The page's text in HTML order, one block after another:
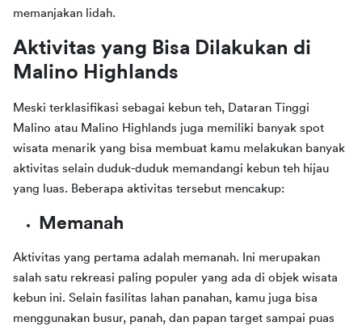
memanjakan lidah.
Aktivitas yang Bisa Dilakukan di
Malino Highlands
Meski terklasifikasi sebagai kebun teh, Dataran Tinggi
Malino atau Malino Highlands juga memiliki banyak spot
wisata menarik yang bisa membuat kamu melakukan banyak
aktivitas selain duduk-duduk memandangi kebun teh hijau
yang luas. Beberapa aktivitas tersebut mencakup:
Memanah
Aktivitas yang pertama adalah memanah. Ini merupakan
salah satu rekreasi paling populer yang ada di objek wisata
kebun ini. Selain fasilitas lahan panahan, kamu juga bisa
menggunakan busur, panah, dan papan target sampai puas